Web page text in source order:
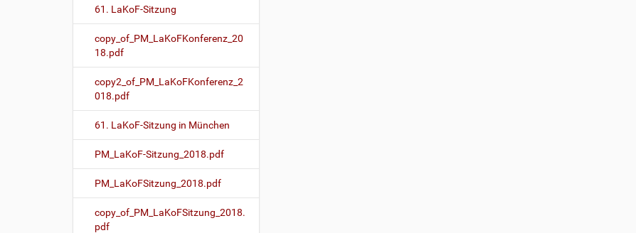
61. LaKoF-Sitzung
copy_of_PM_LaKoFKonferenz_20
18.pdf
copy2_of_PM_LaKoFKonferenz_2
018.pdf
61. LaKoF-Sitzung in München
PM_LaKoF-Sitzung_2018.pdf
PM_LaKoFSitzung_2018.pdf
copy_of_PM_LaKoFSitzung_2018.
pdf